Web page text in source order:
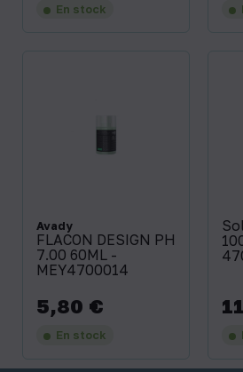
En stock
Avady
FLACON DESIGN PH
7.00 60ML -
MEY4700014
Prix
5,80 €
En stock
Prix